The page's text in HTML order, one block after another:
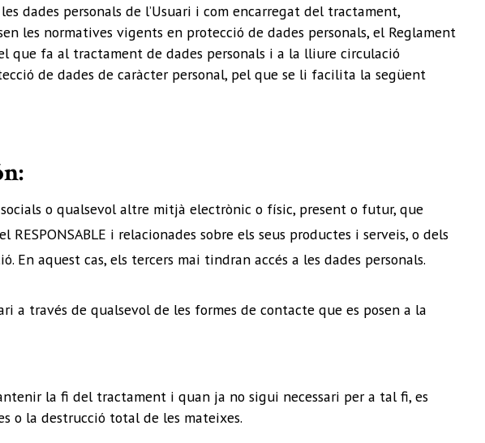
les dades personals de l’Usuari i com encarregat del tractament,
les normatives vigents en protecció de dades personals, el Reglament
que fa al tractament de dades personals i a la lliure circulació
de dades de caràcter personal, pel que se li facilita la següent
o qualsevol altre mitjà electrònic o físic, present o futur, que
i relacionades sobre els seus productes i serveis, o dels
En aquest cas, els tercers mai tindran accés a les dades personals.
a través de qualsevol de les formes de contacte que es posen a la
la fi del tractament i quan ja no sigui necessari per a tal fi, es
o la destrucció total de les mateixes.